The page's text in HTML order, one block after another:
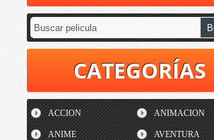
CATEGORÍAS
ACCION ANIMACION
ANIME AVENTURA